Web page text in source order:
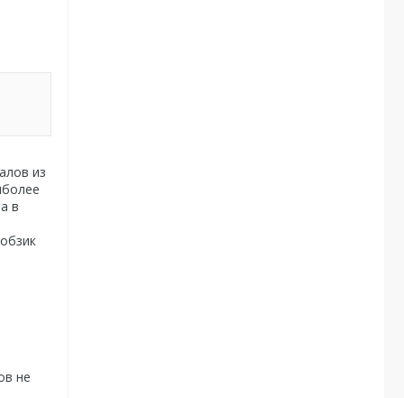
из
в
не